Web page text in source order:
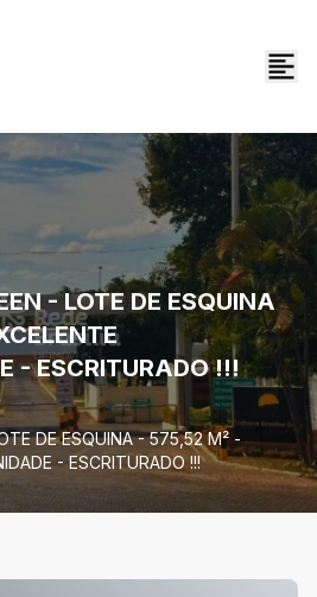
- LOTE DE ESQUINA
- ESCRITURADO !!!
DE ESQUINA - 575,52 M² -
- ESCRITURADO !!!